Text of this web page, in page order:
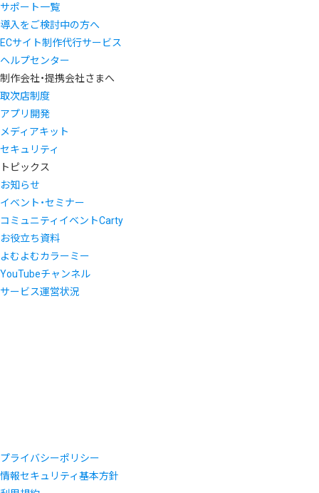
サポート一覧
導入をご検討中の方へ
ECサイト制作代行サービス
ヘルプセンター
制作会社・提携会社さまへ
取次店制度
アプリ開発
メディアキット
セキュリティ
トピックス
お知らせ
イベント・セミナー
コミュニティイベントCarty
お役立ち資料
よむよむカラーミー
YouTubeチャンネル
サービス運営状況
情報セキュリティ基本方針
利用規約